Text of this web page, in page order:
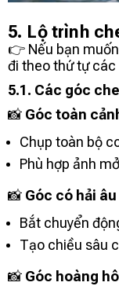
5. Lộ trình
👉 Nếu bạn
đi theo thứ tự các
5.1. Các góc
📸 Góc toàn
Chụp toàn bộ
Phù hợp ảnh
📸 Góc có hải
Bắt chuyển
Tạo chiều sâu
📸 Góc hoàng